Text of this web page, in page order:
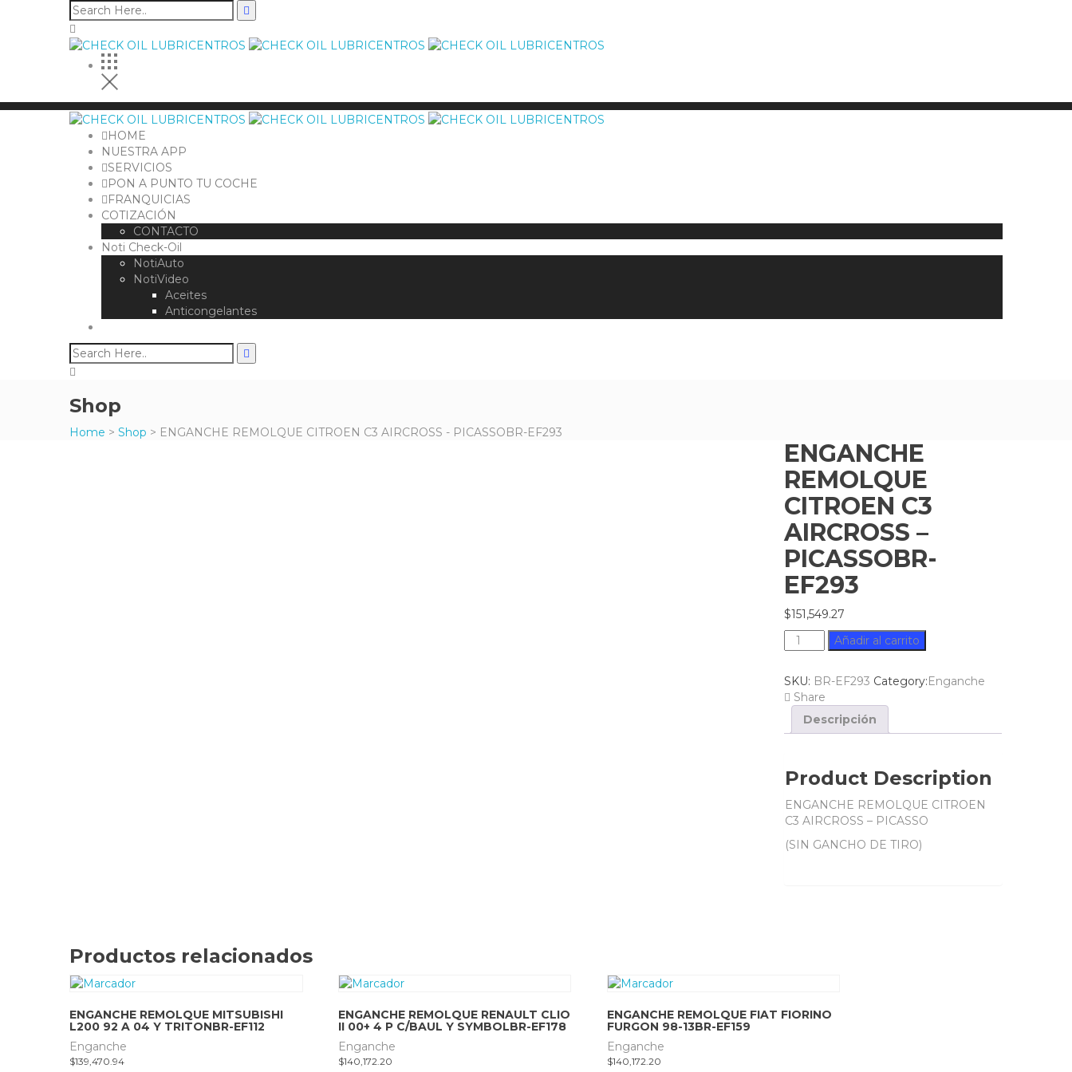
HOME
NUESTRA APP
SERVICIOS
PON A PUNTO TU COCHE
FRANQUICIAS
COTIZACIÓN
CONTACTO
Noti Check-Oil
NotiAuto
NotiVideo
Aceites
Anticongelantes
Shop
Home > Shop > ENGANCHE REMOLQUE CITROEN C3 AIRCROSS - PICASSOBR-EF293
ENGANCHE
REMOLQUE
CITROEN C3
AIRCROSS –
PICASSOBR-
EF293
$151,549.27
ENGANCHE
REMOLQUE
C3
AIRCROSS
PICASSOBR-
Añadir al carrito
SKU: BR-EF293 Category:Enganche
Share
Descripción
Product Description
ENGANCHE REMOLQUE CITROEN
C3 AIRCROSS – PICASSO
(SIN GANCHO DE TIRO)
Productos relacionados
ENGANCHE REMOLQUE MITSUBISHI
L200 92 A 04 Y TRITONBR-EF112
Enganche
$139,470.94
ENGANCHE REMOLQUE RENAULT CLIO
II 00+ 4 P C/BAUL Y SYMBOLBR-EF178
Enganche
$140,172.20
ENGANCHE REMOLQUE FIAT FIORINO
FURGON 98-13BR-EF159
Enganche
$140,172.20